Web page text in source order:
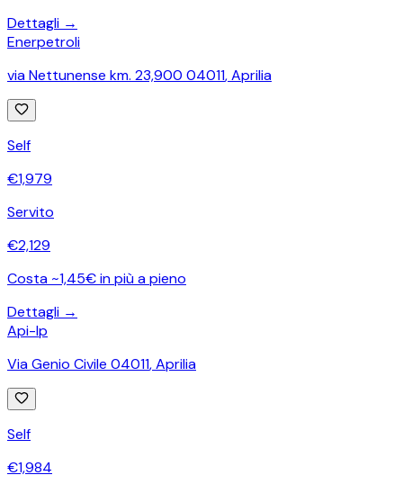
Dettagli →
Enerpetroli
via Nettunense km. 23,900 04011,Aprilia
Self
€1,979
Servito
€2,129
Costa ~1,45€ in più a pieno
Dettagli →
Api-Ip
Via Genio Civile 04011,Aprilia
Self
€1,984